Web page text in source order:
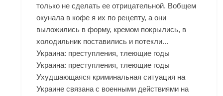
только не сделать ее отрицательной. Вобщем
окунала в кофе я их по рецепту, а они
выложились в форму, кремом покрылись, в
холодильник поставились и потекли...
Украина: преступления, тлеющие годы
Украина: преступления, тлеющие годы
Ухудшающаяся криминальная ситуация на
Украине связана с военными действиями на